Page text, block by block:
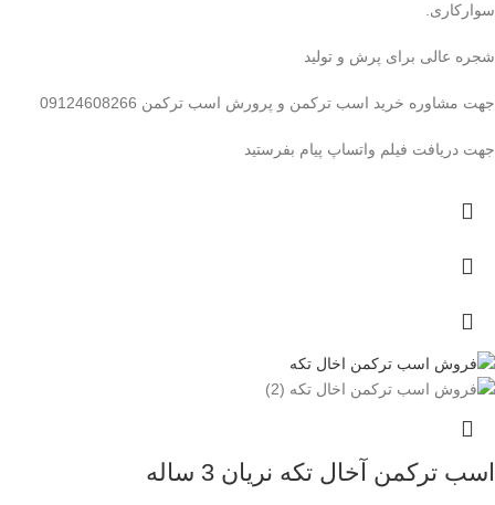
سوارکاری.
شجره عالی برای پرش و تولید
جهت مشاوره خرید اسب ترکمن و پرورش اسب ترکمن 09124608266
جهت دریافت فیلم واتساپ پیام بفرستید
اسب ترکمن آخال تکه نریان 3 ساله